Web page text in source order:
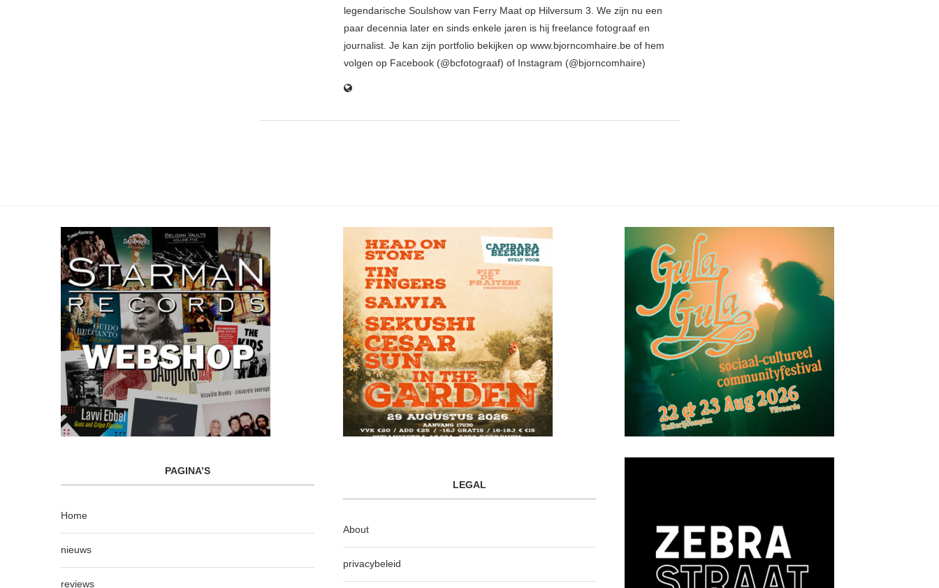
legendarische Soulshow van Ferry Maat op Hilversum 3. We zijn nu een
paar decennia later en sinds enkele jaren is hij freelance fotograaf en
journalist. Je kan zijn portfolio bekijken op www.bjorncomhaire.be of hem
volgen op Facebook (@bcfotograaf) of Instagram (@bjorncomhaire)
PAGINA’S
Home
nieuws
reviews
LEGAL
About
privacybeleid